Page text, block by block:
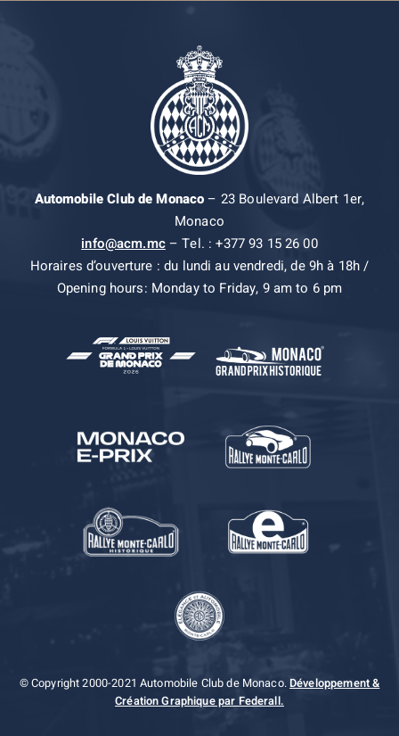
Automobile Club de Monaco– 23 Boulevard Albert 1er,
Monaco
info@acm.mc– Tel. : +377 93 15 26 00
Horaires d’ouverture : du lundi au vendredi, de 9h à 18h /
Opening hours: Monday to Friday, 9 am to 6 pm
© Copyright 2000-2021 Automobile Club de Monaco.Développement &
Création Graphique par Federall.